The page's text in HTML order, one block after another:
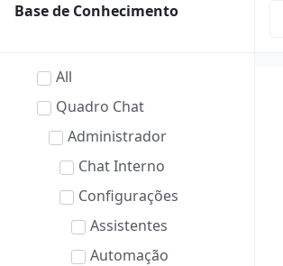
Base de Conhecimento
All
Quadro Chat
Administrador
Chat Interno
Configurações
Assistentes
Automação